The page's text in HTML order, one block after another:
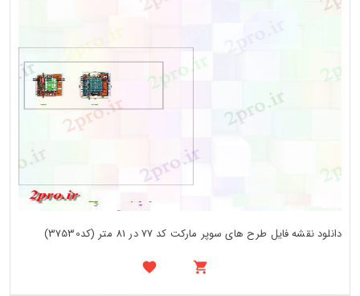
دانلود نقشه فایل طرح های سوپر مارکت کد 77 در 81 متر (کد37530)